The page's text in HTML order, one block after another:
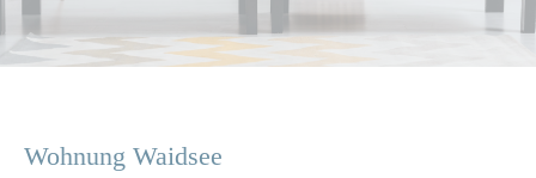
Wohnung Waidsee